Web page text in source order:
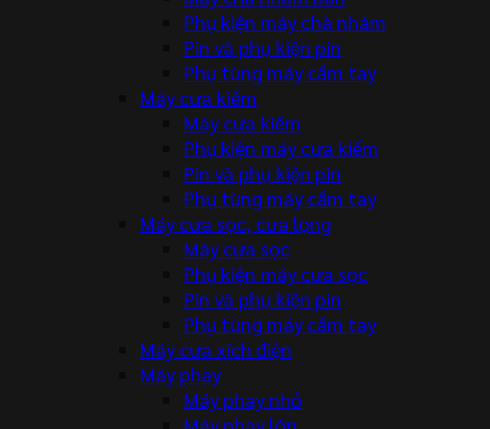
Phụ kiện máy chà nhám
Pin và phụ kiện pin
Phụ tùng máy cầm tay
Máy cưa kiếm
Máy cưa kiếm
Phụ kiện máy cưa kiếm
Pin và phụ kiện pin
Phụ tùng máy cầm tay
Máy cưa sọc, cưa lọng
Máy cưa sọc
Phụ kiện máy cưa sọc
Pin và phụ kiện pin
Phụ tùng máy cầm tay
Máy cưa xích điện
Máy phay
Máy phay nhỏ
Máy phay lớn